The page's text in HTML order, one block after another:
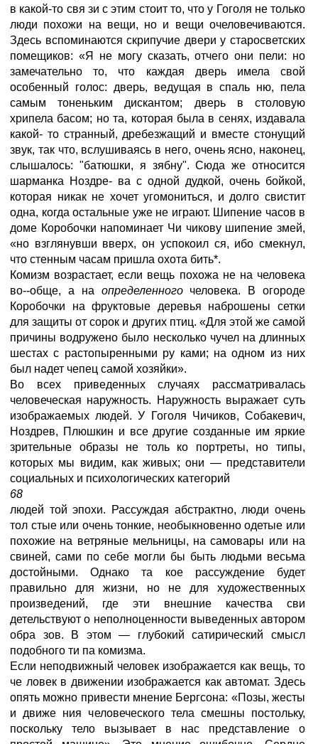
в какой-то свя зи с этим стоит то, что у Гоголя не только
люди похожи на вещи, но и вещи очеловечиваются.
Здесь вспоминаются скрипучие двери у старосветских
помещиков: «Я не могу сказать, отчего они пели: но
замечательно то, что каждая дверь имела свой
особенный голос: дверь, ведущая в спаль ню, пела
самым тоненьким дискантом; дверь в столовую
хрипела басом; но та, которая была в сенях, издавала
какой- то странный, дребезжащий и вместе стонущий
звук, так что, вслушиваясь в него, очень ясно, наконец,
слышалось: "батюшки, я зябну". Сюда же относится
шарманка Ноздре- ва с одной дудкой, очень бойкой,
которая никак не хочет угомониться, и долго свистит
одна, когда остальные уже не играют. Шипение часов в
доме Коробочки напоминает Чи чикову шипение змей,
«но взглянувши вверх, он успокоил ся, ибо смекнул,
что стенным часам пришла охота бить*.
Комизм возрастает, если вещь похожа не на человека
во--обще, а на определенного человека. В огороде
Коробочки на фруктовые деревья наброшены сетки
для защиты от сорок и других птиц. «Для этой же самой
причины водружено было несколько чучел на длинных
шестах с растопыренными ру ками; на одном из них
был надет чепец самой хозяйки».
Во всех приведенных случаях рассматривалась
человеческая наружность. Наружность выражает суть
изображаемых людей. У Гоголя Чичиков, Собакевич,
Ноздрев, Плюшкин и все другие созданные им яркие
зрительные образы не толь ко портреты, но типы,
которых мы видим, как живых; они — представители
социальных и психологических категорий
68
людей той эпохи. Рассуждая абстрактно, люди очень
тол стые или очень тонкие, необыкновенно одетые или
похожие на ветряные мельницы, на самовары или на
свиней, сами по себе могли бы быть людьми весьма
достойными. Однако та кое рассуждение будет
правильно для жизни, но не для художественных
произведений, где эти внешние качества сви
детельствуют о неполноценности выведенных автором
обра зов. В этом — глубокий сатирический смысл
подобного ти па комизма.
Если неподвижный человек изображается как вещь, то
че ловек в движении изображается как автомат. Здесь
опять можно привести мнение Бергсона: «Позы, жесты
и движе ния человеческого тела смешны постольку,
поскольку тело вызывает в нас представление о